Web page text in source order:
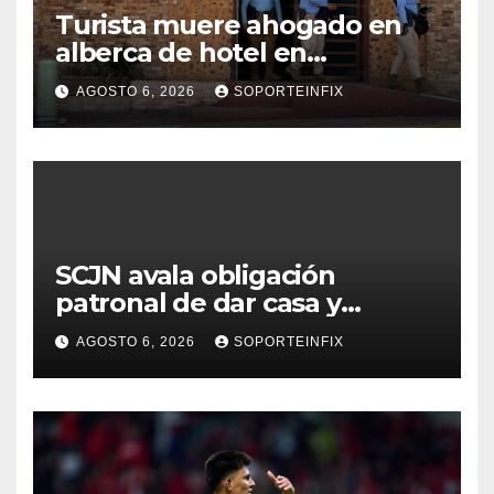
Turista muere ahogado en
alberca de hotel en
Acapulco; familiares pidieron
ayuda ante falta de personal
capacitado
AGOSTO 6, 2026 SOPORTEINFIX
SCJN avala obligación
patronal de dar casa y
comida a jornaleros agrícolas
AGOSTO 6, 2026 SOPORTEINFIX